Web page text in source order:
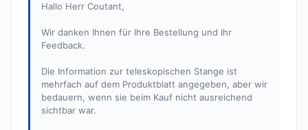
Hallo Herr Coutant,
Wir danken Ihnen für Ihre Bestellung und Ihr
Feedback.
Die Information zur teleskopischen Stange ist
mehrfach auf dem Produktblatt angegeben, aber wir
bedauern, wenn sie beim Kauf nicht ausreichend
sichtbar war.